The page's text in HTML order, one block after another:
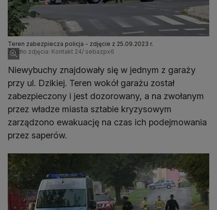
Teren zabezpiecza policja - zdjęcie z 25.09.2023 r.
Źródło zdjęcia: Kontakt 24/ sebazpx6
Niewybuchy znajdowały się w jednym z garaży
przy ul. Dzikiej. Teren wokół garażu został
zabezpieczony i jest dozorowany, a na zwołanym
przez władze miasta sztabie kryzysowym
zarządzono ewakuację na czas ich podejmowania
przez saperów.